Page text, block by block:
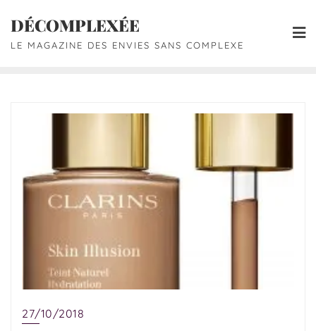
DÉCOMPLEXÉE
LE MAGAZINE DES ENVIES SANS COMPLEXE
27/10/2018